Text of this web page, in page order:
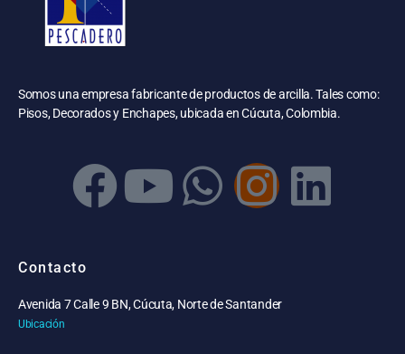
Somos una empresa fabricante de productos de arcilla. Tales como:
Pisos, Decorados y Enchapes, ubicada en Cúcuta, Colombia.
Contacto
Avenida 7 Calle 9 BN, Cúcuta, Norte de Santander
Ubicación